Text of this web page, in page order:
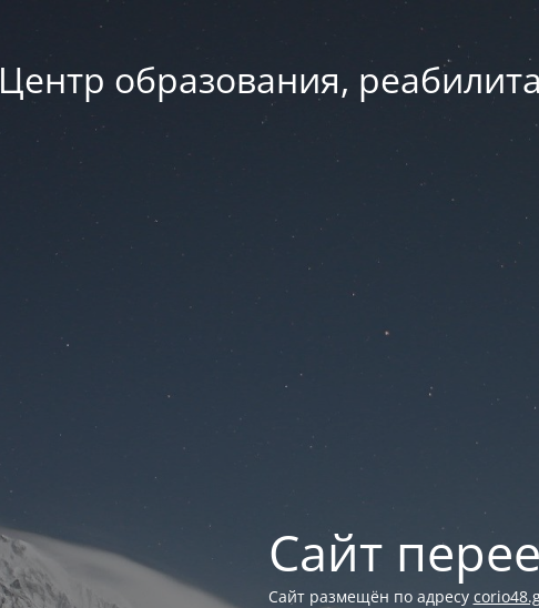
Центр образования,
Сайт
Сайт размещён по адресу